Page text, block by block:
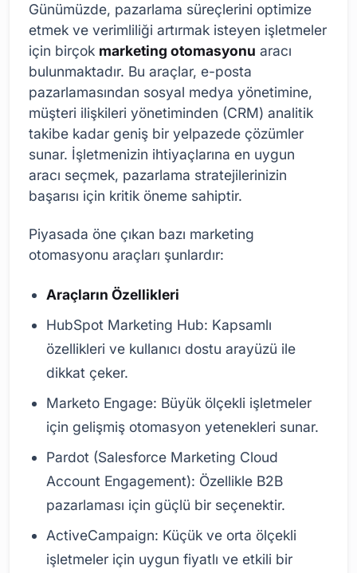
Günümüzde, pazarlama süreçlerini optimize
etmek ve verimliliği artırmak isteyen işletmeler
için birçok marketing otomasyonu aracı
bulunmaktadır. Bu araçlar, e-posta
pazarlamasından sosyal medya yönetimine,
müşteri ilişkileri yönetiminden (CRM) analitik
takibe kadar geniş bir yelpazede çözümler
sunar. İşletmenizin ihtiyaçlarına en uygun
aracı seçmek, pazarlama stratejilerinizin
başarısı için kritik öneme sahiptir.
Piyasada öne çıkan bazı marketing
otomasyonu araçları şunlardır:
Araçların Özellikleri
HubSpot Marketing Hub: Kapsamlı
özellikleri ve kullanıcı dostu arayüzü ile
dikkat çeker.
Marketo Engage: Büyük ölçekli işletmeler
için gelişmiş otomasyon yetenekleri sunar.
Pardot (Salesforce Marketing Cloud
Account Engagement): Özellikle B2B
pazarlaması için güçlü bir seçenektir.
ActiveCampaign: Küçük ve orta ölçekli
işletmeler için uygun fiyatlı ve etkili bir